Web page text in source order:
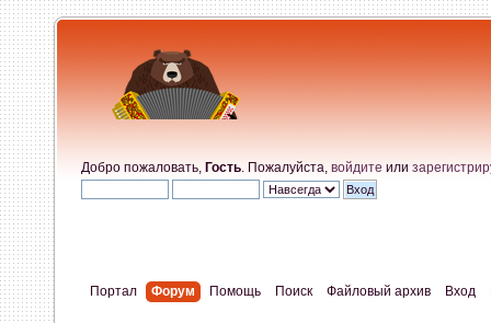
Добро пожаловать, Гость . Пожалуйста, войдите или
Портал Форум Помощь Поиск Файловый архив Вход